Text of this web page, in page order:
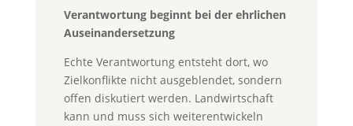
Verantwortung beginnt bei der ehrlichen
Auseinandersetzung
Echte Verantwortung entsteht dort, wo
Zielkonflikte nicht ausgeblendet, sondern
offen diskutiert werden. Landwirtschaft
kann und muss sich weiterentwickeln